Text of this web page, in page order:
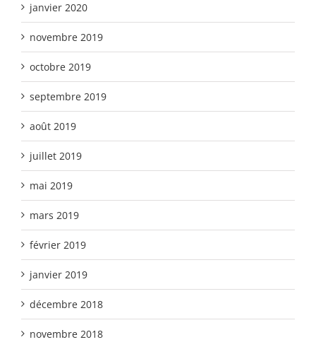
janvier 2020
novembre 2019
octobre 2019
septembre 2019
août 2019
juillet 2019
mai 2019
mars 2019
février 2019
janvier 2019
décembre 2018
novembre 2018